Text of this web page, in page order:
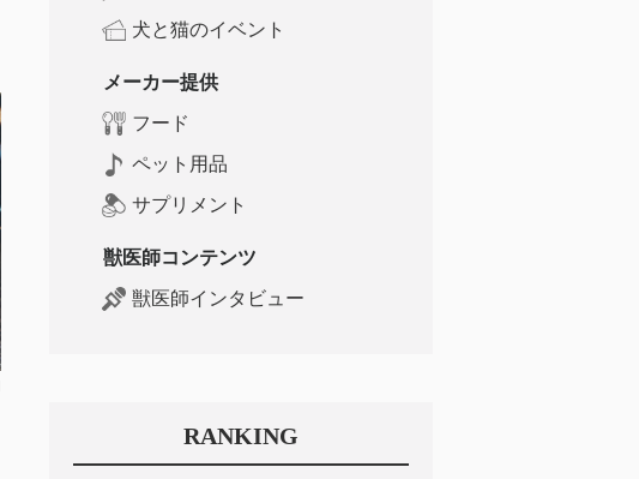
犬と猫のイベント
メーカー提供
フード
ペット用品
サプリメント
獣医師コンテンツ
獣医師インタビュー
RANKING